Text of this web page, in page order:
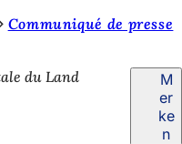
Communiqué de presse
du Land
M
er
ke
n